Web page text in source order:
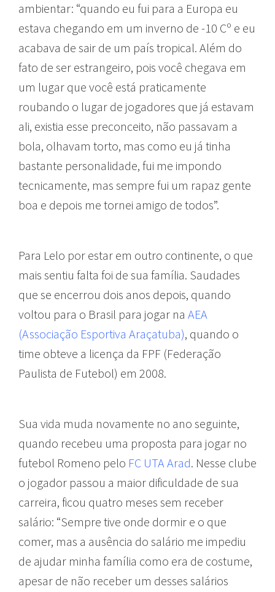
ambientar: “quando eu fui para a Europa eu
estava chegando em um inverno de -10 Cº e eu
acabava de sair de um país tropical. Além do
fato de ser estrangeiro, pois você chegava em
um lugar que você está praticamente
roubando o lugar de jogadores que já estavam
ali, existia esse preconceito, não passavam a
bola, olhavam torto, mas como eu já tinha
bastante personalidade, fui me impondo
tecnicamente, mas sempre fui um rapaz gente
boa e depois me tornei amigo de todos”.
Para Lelo por estar em outro continente, o que
mais sentiu falta foi de sua família. Saudades
que se encerrou dois anos depois, quando
voltou para o Brasil para jogar na AEA
(Associação Esportiva Araçatuba), quando o
time obteve a licença da FPF (Federação
Paulista de Futebol) em 2008.
Sua vida muda novamente no ano seguinte,
quando recebeu uma proposta para jogar no
futebol Romeno pelo FC UTA Arad. Nesse clube
o jogador passou a maior dificuldade de sua
carreira, ficou quatro meses sem receber
salário: “Sempre tive onde dormir e o que
comer, mas a ausência do salário me impediu
de ajudar minha família como era de costume,
apesar de não receber um desses salários